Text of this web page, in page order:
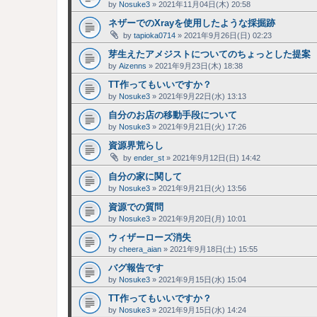
by Nosuke3 » 2021年11月04日(木) 20:58
ネザーでのXrayを使用したような採掘跡
by tapioka0714 » 2021年9月26日(日) 02:23
芽生えたアメジストについてのちょっとした提案
by Aizenns » 2021年9月23日(木) 18:38
TT作ってもいいですか？
by Nosuke3 » 2021年9月22日(水) 13:13
自分のお店の移動手段について
by Nosuke3 » 2021年9月21日(火) 17:26
資源界荒らし
by ender_st » 2021年9月12日(日) 14:42
自分の家に関して
by Nosuke3 » 2021年9月21日(火) 13:56
資源での質問
by Nosuke3 » 2021年9月20日(月) 10:01
ウィザーローズ消失
by cheera_aian » 2021年9月18日(土) 15:55
バグ報告です
by Nosuke3 » 2021年9月15日(水) 15:04
TT作ってもいいですか？
by Nosuke3 » 2021年9月15日(水) 14:24